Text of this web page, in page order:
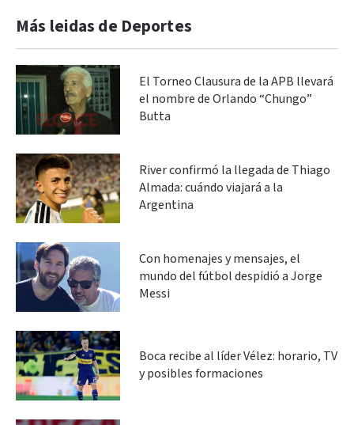
Más leidas de Deportes
El Torneo Clausura de la APB llevará
el nombre de Orlando “Chungo”
Butta
River confirmó la llegada de Thiago
Almada: cuándo viajará a la
Argentina
Con homenajes y mensajes, el
mundo del fútbol despidió a Jorge
Messi
Boca recibe al líder Vélez: horario, TV
y posibles formaciones